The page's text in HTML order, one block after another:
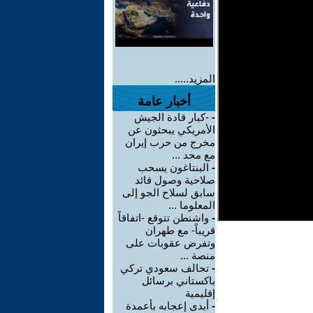
المزيد.....
أخبار عامة
- -كبار قادة الجيش
الأمريكي يبحثون عن
مخرج من حرب إيران
مع محد ...
- البنتاغون يسحب
صلاحية وصول قائد
سابق لسلاح الجو إلى
المعلوما ...
- واشنطن تتوقع -اتفاقاً
قريباً- مع طهران
وتفرض عقوبات على
منصة ...
- تحالف سعودي تركي
باكستاني برسائل
إقليمية
- أبدى إعجابه بأعمدة